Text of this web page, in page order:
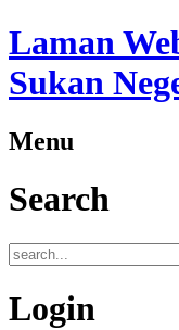
Laman
Sukan
Menu
Search
Login